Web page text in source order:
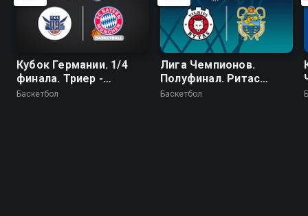
Кубок Германии. 1/4
финала. Триер -
Бавария
Баскетбол
Лига Чемпионов.
Полуфинал. Ритас
(Литва) - Тенерифе
Баскетбол